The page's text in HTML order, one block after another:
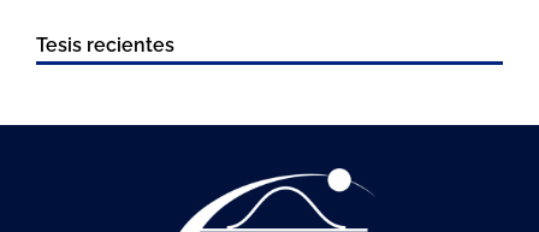
Tesis recientes